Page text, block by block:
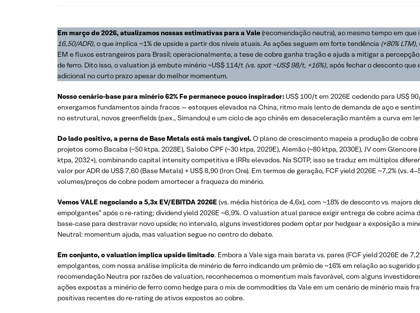
Em março de 2026, atualizamos nossas estimativas para a Vale(recomendação neutra), ao mesmo tempo em
16,50/ADR), o que implica ~1% de upside a partir dos níveis atuais. As ações seguem em forte tendência (+80% LTM),
EM e fluxos estrangeiros para Brasil; operacionalmente, a tese de cobre ganha tração e ajuda a mitigar a
de ferro. Dito isso, o valuation já embute minério ~US$ 114/t (vs. spot ~US$ 98/t, +16%), após fechar o desconto que
adicional no curto prazo apesar do melhor momentum.
Nosso cenário-base para minério 62% Fe permanece pouco inspirador: US$ 100/t em 2026E cedendo para US$
enxergamos fundamentos ainda fracos — estoques elevados na China, ritmo mais lento de demanda de aço e
no estrutural, novos greenfields (p.ex., Simandou) e um ciclo de aço chinês em desaceleração mantêm a curva em
Do lado positivo, a perna de Base Metals está mais tangível.O plano de crescimento mapeia a produção de
projetos como Bacaba (~50 ktpa, 2028E), Salobo CPF (~30 ktpa, 2029E), Alemão (~80 ktpa, 2030E), JV com
ktpa, 2032+), combinando capital intensity competitiva e IRRs elevados. Na SOTP, isso se traduz em múltiplos
valor por ADR de US$ 7,60 (Base Metals) + US$ 8,90 (Iron Ore). Em termos de geração, FCF yield 2026E ~7,2% (vs.
volumes/preços de cobre podem amortecer a fraqueza do minério.
Vemos VALE negociando a 5,3x EV/EBITDA 2026E (vs. média histórica de 4,6x), com ~18% de desconto vs. majors
empolgantes” após o re‑rating; dividend yield 2026E ~6,9%. O valuation atual parece exigir entrega de cobre acima
base‑case para destravar novo upside; no intervalo, alguns investidores podem optar por hedgear a exposição a
Neutral: momentum ajuda, mas valuation segue no centro do debate.
Em conjunto, o valuation implica upside limitado. Embora a Vale siga mais barata vs. pares (FCF yield 2026E de
empolgantes, com nossa análise implícita de minério de ferro indicando um prêmio de ~16% em relação ao
recomendação Neutra por razões de valuation, reconhecemos o momentum mais favorável, com alguns
ações expostas a minério de ferro como hedge para o mix de commodities da Vale em um cenário de minério mais
positivas recentes do re‑rating de ativos expostos ao cobre.